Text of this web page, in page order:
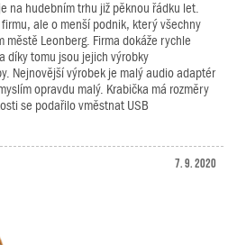
na hudebním trhu již pěknou řádku let.
ale o menší podnik, který všechny
městě Leonberg. Firma dokáže rychle
díky tomu jsou jejich výrobky
Nejnovější výrobek je malý audio adaptér
opravdu malý. Krabička má rozměry
se podařilo vměstnat USB
7. 9. 2020